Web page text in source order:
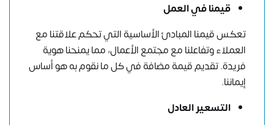
قيمنا في العمل
تعكس قيمنا المبادئ الأساسية التي تحكم علاقتنا مع
العملاء وتفاعلنا مع مجتمع الأعمال، مما يمنحنا هوية
فريدة. تقديم قيمة مضافة في كل ما نقوم به هو أساس
إيماننا.
التسعير العادل